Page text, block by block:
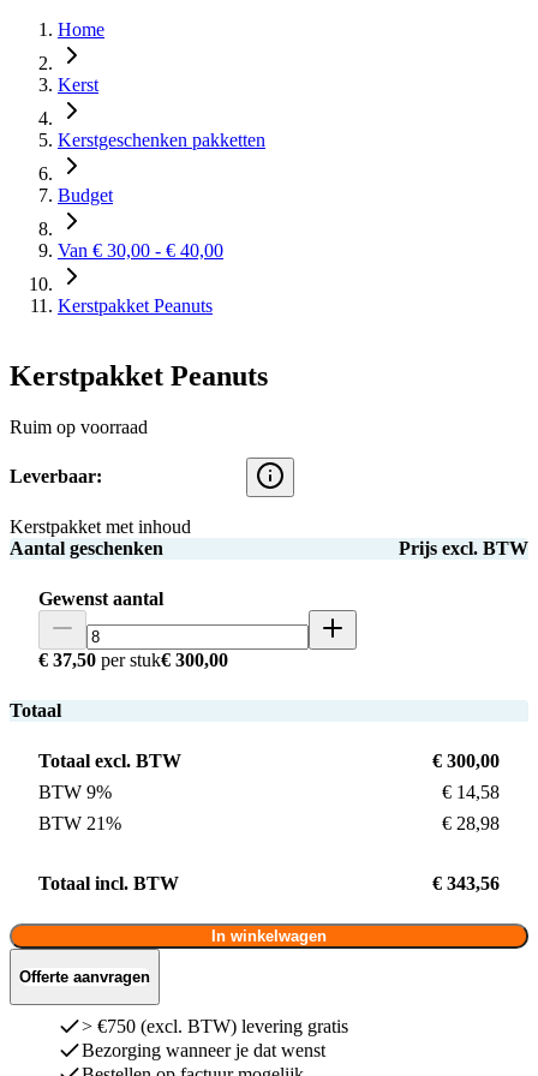
Home
Kerst
Kerstgeschenken pakketten
Budget
Van € 30,00 - € 40,00
Kerstpakket Peanuts
Kerstpakket Peanuts
Ruim op voorraad
Leverbaar:
Kerstpakket met inhoud
Aantal geschenken
Prijs excl. BTW
Gewenst aantal
€ 37,50 per stuk€ 300,00
Totaal
Totaal excl. BTW
€ 300,00
BTW 9%
€ 14,58
BTW 21%
€ 28,98
Totaal incl. BTW € 343,56
In winkelwagen
Offerte aanvragen
> €750 (excl. BTW) levering gratis
Bezorging wanneer je dat wenst